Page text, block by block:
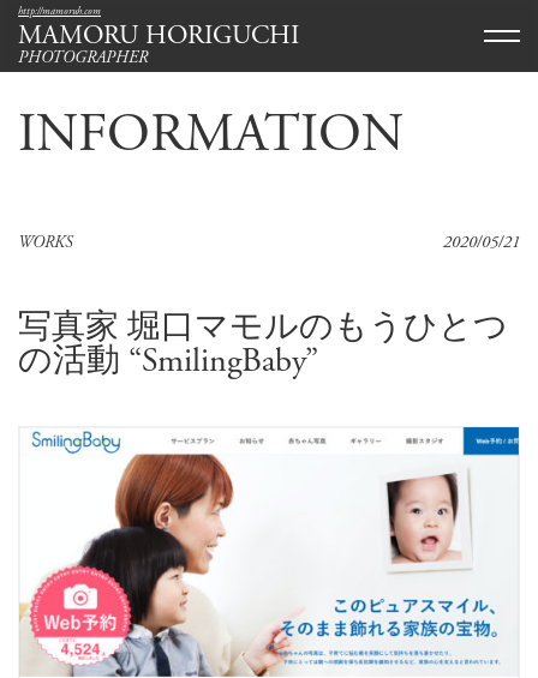
http://mamoruh.com
MAMORU HORIGUCHI
PHOTOGRAPHER
INFORMATION
WORKS 2020/05/21
写真家 堀口マモルのもうひとつ
の活動 “SmilingBaby”